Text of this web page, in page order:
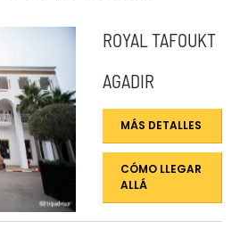
ROYAL TAFOUKT
AGADIR
MÁS DETALLES
CÓMO LLEGAR
ALLÁ